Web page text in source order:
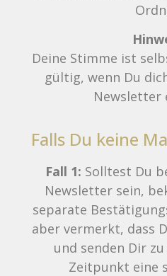
Deine Stimme ist
gültig, wenn Du
Newsletter
Falls Du keine
Fall 1: Solltest Du
Newsletter sein,
separate
aber vermerkt, dass
und senden Dir
Zeitpunkt eine